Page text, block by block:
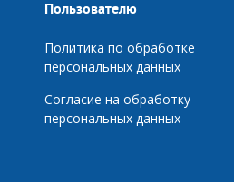
Пользователю
Политика по обработке
персональных данных
Согласие на обработку
персональных данных